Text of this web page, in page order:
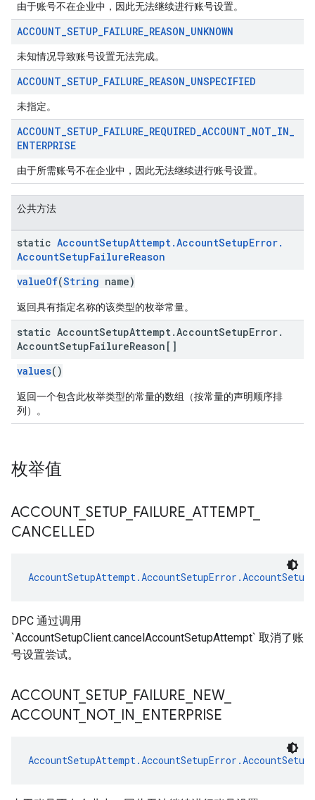
由于账号不在企业中，因此无法继续进行账号设置。
ACCOUNT_SETUP_FAILURE_REASON_UNKNOWN
未知情况导致账号设置无法完成。
ACCOUNT_SETUP_FAILURE_REASON_UNSPECIFIED
未指定。
ACCOUNT_SETUP_FAILURE_REQUIRED_ACCOUNT_NOT_IN_
ENTERPRISE
由于所需账号不在企业中，因此无法继续进行账号设置。
公共方法
static AccountSetupAttempt.AccountSetupError.
AccountSetupFailureReason
valueOf(String name)
返回具有指定名称的该类型的枚举常量。
static AccountSetupAttempt.AccountSetupError.
AccountSetupFailureReason[]
values()
返回一个包含此枚举类型的常量的数组（按常量的声明顺序排
列）。
枚举值
ACCOUNT_ SETUP_ FAILURE ATTEMPT_
CANCELLED
DPC 通过调用
`AccountSetupClient.cancelAccountSetupAttempt` 取消了账
号设置尝试。
ACCOUNT_ SETUP_ FAILURE NEW_
ACCOUNT_ NOT_ IN ENTERPRISE